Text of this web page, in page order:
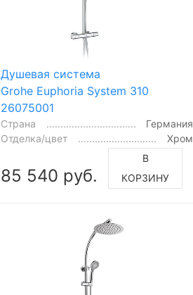
Душевая система
Grohe Euphoria System 310
26075001
Страна
Германия
Отделка/цвет
Хром
85 540 руб.
В
КОРЗИНУ